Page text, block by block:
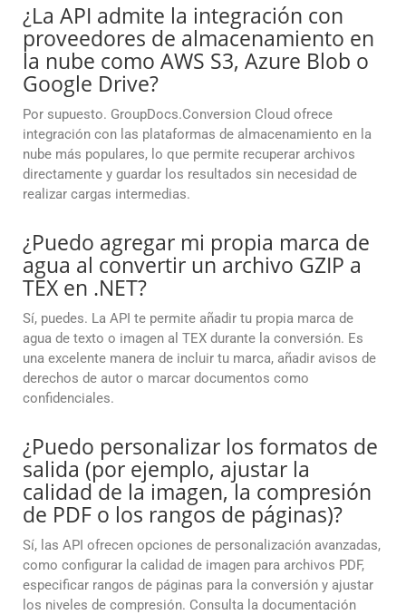
¿La API admite la integración con
proveedores de almacenamiento en
la nube como AWS S3, Azure Blob o
Google Drive?
Por supuesto. GroupDocs.Conversion Cloud ofrece
integración con las plataformas de almacenamiento en la
nube más populares, lo que permite recuperar archivos
directamente y guardar los resultados sin necesidad de
realizar cargas intermedias.
¿Puedo agregar mi propia marca de
agua al convertir un archivo GZIP a
TEX en .NET?
Sí, puedes. La API te permite añadir tu propia marca de
agua de texto o imagen al TEX durante la conversión. Es
una excelente manera de incluir tu marca, añadir avisos de
derechos de autor o marcar documentos como
confidenciales.
¿Puedo personalizar los formatos de
salida (por ejemplo, ajustar la
calidad de la imagen, la compresión
de PDF o los rangos de páginas)?
Sí, las API ofrecen opciones de personalización avanzadas,
como configurar la calidad de imagen para archivos PDF,
especificar rangos de páginas para la conversión y ajustar
los niveles de compresión. Consulta la documentación